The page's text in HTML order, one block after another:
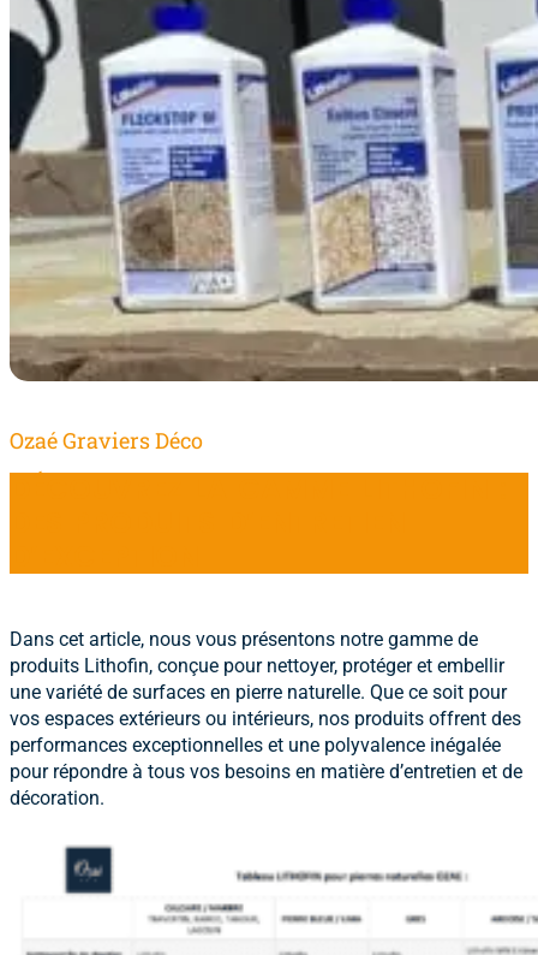
Ozaé Graviers Déco
Dans cet article, nous vous présentons notre gamme de
produits Lithofin, conçue pour nettoyer, protéger et embellir
une variété de surfaces en pierre naturelle. Que ce soit pour
vos espaces extérieurs ou intérieurs, nos produits offrent des
performances exceptionnelles et une polyvalence inégalée
pour répondre à tous vos besoins en matière d’entretien et de
décoration.